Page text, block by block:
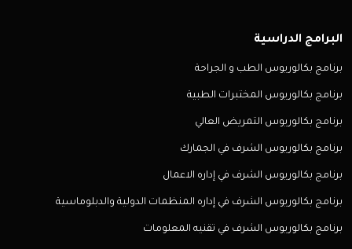
البرامج الدراسية
برنامج بكالوريوس الطب و الجراحة
برنامج بكالوريوس المختبرات الطبية
برنامج بكالوريوس التمريض العالي
برنامج بكالوريوس الشرف في الجمارك
برنامج بكالوريوس الشرف في إداره الاعمال
برنامج بكالوريوس الشرف في إداره المنظمات الدولية والدبلوماسية
برنامج بكالوريوس الشرف في تقنيه المعلومات